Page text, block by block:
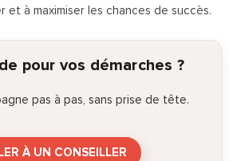
à maximiser les chances de succès.
pour vos démarches ?
pas à pas, sans prise de tête.
À UN CONSEILLER